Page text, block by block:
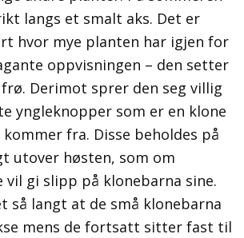
langs et smalt aks. Det er
hvor mye planten har igjen for
oppvisningen – den setter
Derimot sprer den seg villig
yngleknopper som er en klone
fra. Disse beholdes på
utover høsten, som om
vil gi slipp på klonebarna sine.
så langt at de små klonebarna
mens de fortsatt sitter fast til